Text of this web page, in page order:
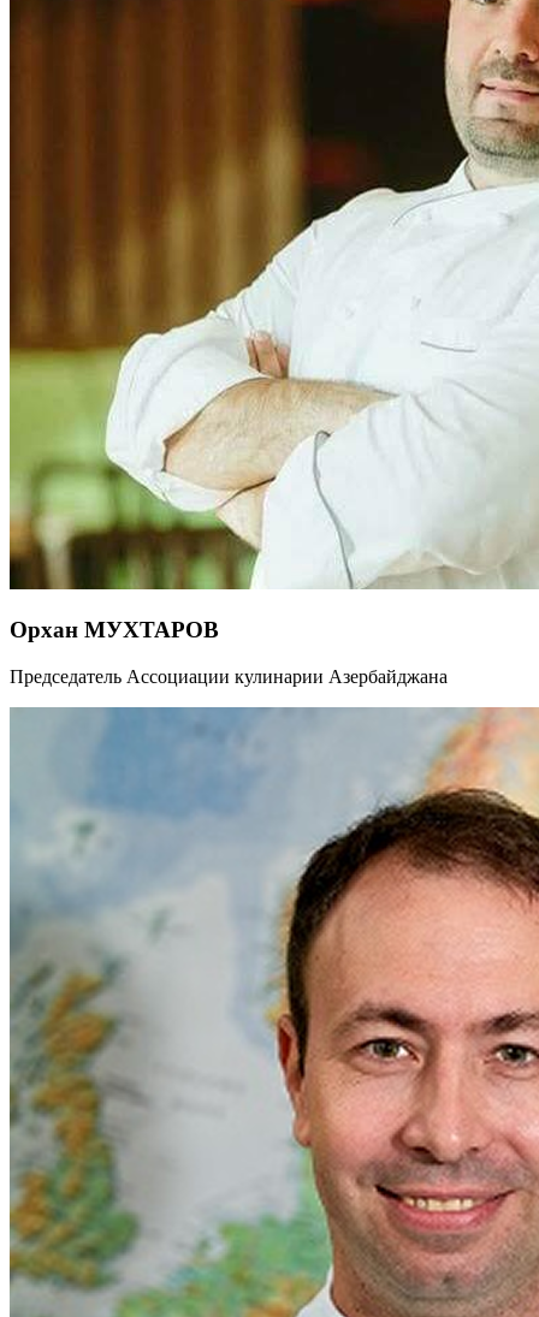
Орхан МУХТАРОВ
Председатель Ассоциации кулинарии Азербайджана